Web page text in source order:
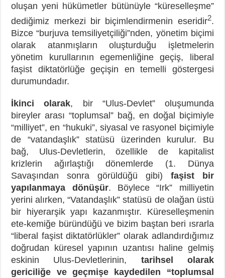
oluşan yeni hükümetler bütünüyle “küreselleşme”
dediğimiz merkezi bir biçimlendirmenin eseridir2.
Bizce “burjuva temsiliyetçiliği”nden, yönetim biçimi
olarak atanmışların oluşturduğu işletmelerin
yönetim kurullarının egemenliğine geçiş, liberal
faşist diktatörlüğe geçişin en temelli göstergesi
durumundadır.
İkinci olarak, bir “Ulus-Devlet” oluşumunda
bireyler arası “toplumsal” bağ, en doğal biçimiyle
“milliyet”, en “hukuki”, siyasal ve rasyonel biçimiyle
de “vatandaşlık” statüsü üzerinden kurulur. Bu
bağ, Ulus-Devletlerin, özellikle de kapitalist
krizlerin ağırlaştığı dönemlerde (1. Dünya
Savaşından sonra görüldüğü gibi) faşist bir
yapılanmaya dönüşür. Böylece “Irk” milliyetin
yerini alırken, “Vatandaşlık” statüsü de olağan üstü
bir hiyerarşik yapı kazanmıştır. Küreselleşmenin
ete-kemiğe büründüğü ve bizim baştan beri ısrarla
“liberal faşist diktatörlükler” olarak adlandırdığımız
doğrudan küresel yapının uzantısı haline gelmiş
eskinin Ulus-Devletlerinin, tarihsel olarak
gericiliğe ve geçmişe kaydedilen “toplumsal